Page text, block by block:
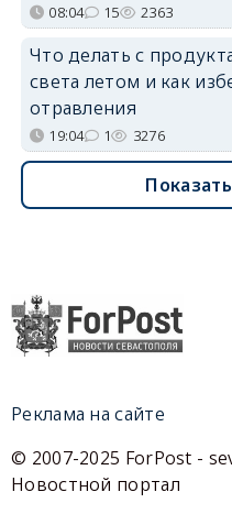
08:04 15 2363
Что делать с
света летом и как
отравления
19:04 1 3276
Реклама на сайте
© 2007-2025 ForPost -
Новостной портал